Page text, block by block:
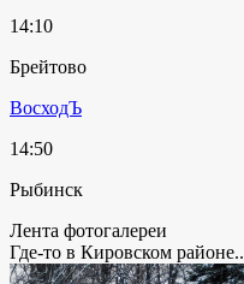
14:10
Брейтово
ВосходЪ
14:50
Рыбинск
Лента фотогалереи
Где-то в Кировском районе..